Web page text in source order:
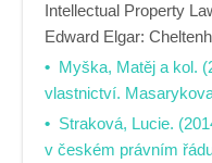
Intellectual Property
Edward Elgar:
Myška, Matěj a kol.
vlastnictví.
Straková, Lucie.
v českém právním